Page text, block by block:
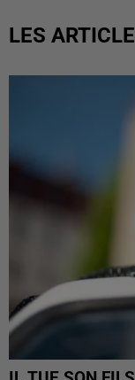
LES